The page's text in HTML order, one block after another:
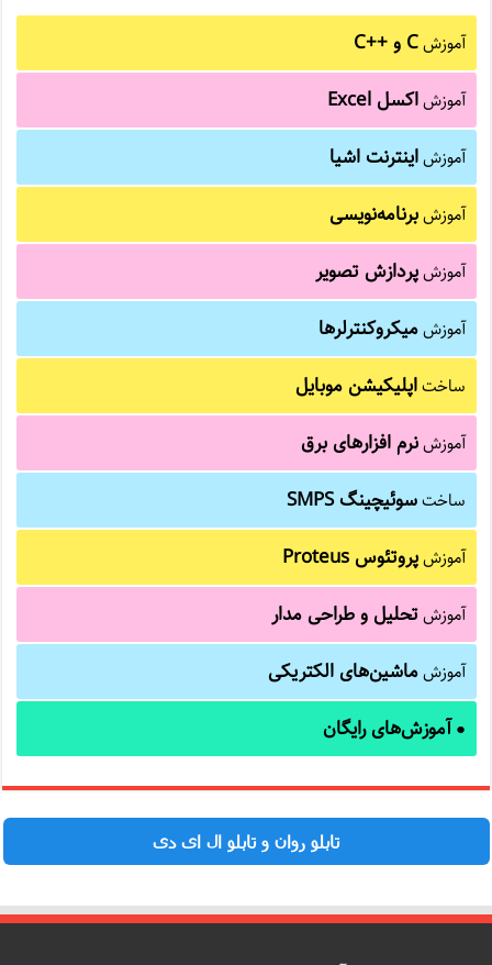
آموزشC و C++‎
آموزشاکسل Excel
آموزشاینترنت اشیا
آموزشبرنامه‌نویسی
آموزشپردازش تصویر
آموزشمیکروکنترلرها
ساختاپلیکیشن موبایل
آموزشنرم افزارهای برق
ساختسوئیچینگ SMPS
آموزشپروتئوس Proteus
آموزشتحلیل و طراحی مدار
آموزشماشین‌های الکتریکی
●آموزش‌های رایگان
تابلو روان و تابلو ال ای دی